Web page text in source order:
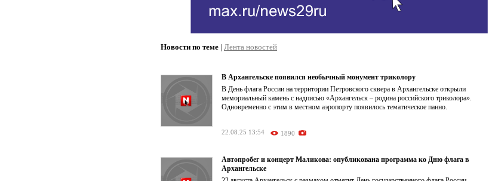
Новости по теме | Лента новостей
В Архангельске появился необычный монумент триколору
В День флага России на территории Петровского сквера в Архангельске открыли
мемориальный камень с надписью «Архангельск – родина российского триколора».
Одновременно с этим в местном аэропорту появилось тематическое панно.
22.08.25 13:54 1890
Автопробег и концерт Маликова: опубликована программа ко Дню флага в
Архангельске